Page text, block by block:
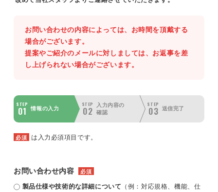
お問い合わせの内容によっては、お時間を頂戴する
場合がございます。
提案やご紹介のメールに対しましては、お返事を差
し上げられない場合がございます。
STEP
01 情報の入力
STEP
02
入力内容の
確認
STEP
03 送信完了
必須 は入力必須項目です。
お問い合わせ内容 必須
製品仕様や技術的な詳細について （例：対応規格、機能、仕